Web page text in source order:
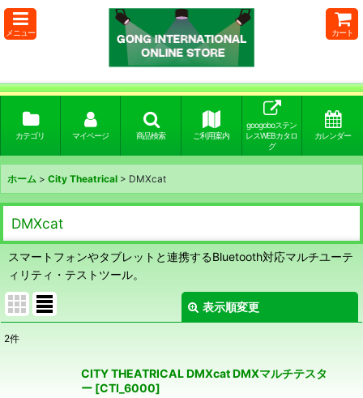
メニュー カート
カテゴリ マイページ 商品検索 ご利用案内
googoboステン
レスWEBカタロ
グ
カレンダー
ホーム > City Theatrical > DMXcat
DMXcat
スマートフォンやタブレットと連携するBluetooth対応マルチユーテ
ィリティ・テストツール。
表示順変更
2件
CITY THEATRICAL DMXcat DMXマルチテスタ
ー [CTI_6000]